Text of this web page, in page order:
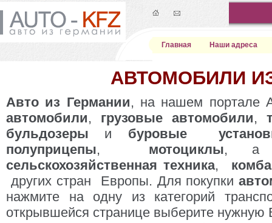
Главная Наши адреса
АВТОМОБИЛИ
Авто из Германии, на нашем портале
автомобили, грузовые автомобили,
бульдозеры и буровые
полуприцепы, мотоциклы, а
сельскохозяйственная техника,
других стран Европы. Для покупки
нажмите на одну из категорий
открывшейся странице выберите нужную